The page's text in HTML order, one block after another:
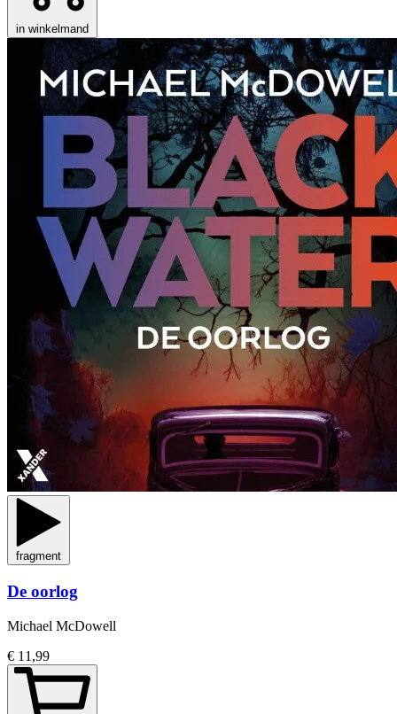
in winkelmand
fragment
De oorlog
Michael McDowell
€ 11,99